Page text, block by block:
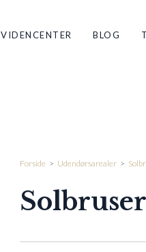
VIDENCENTER BLOG
Forside > Udendørsarealer >